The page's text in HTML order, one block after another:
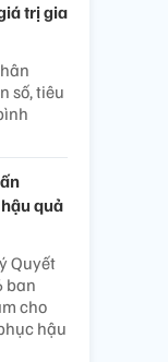
trị gia
số, tiêu
quả
Quyết
ban
cho
hậu